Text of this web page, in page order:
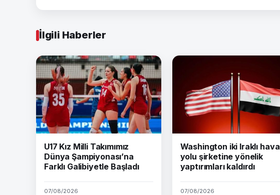
İlgili Haberler
U17 Kız Milli Takımımız
Dünya Şampiyonası’na
Farklı Galibiyetle Başladı
07/08/2026
Washington iki Iraklı hava
yolu şirketine yönelik
yaptırımları kaldırdı
07/08/2026